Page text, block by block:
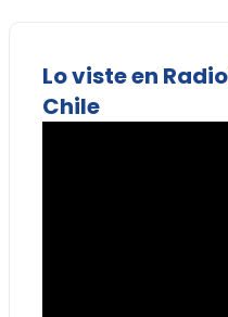
Lo viste en
Chile